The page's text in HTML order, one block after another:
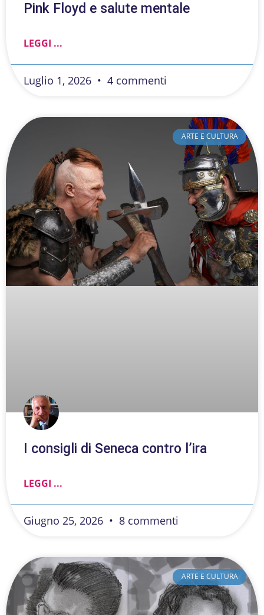
Pink Floyd e salute mentale
LEGGI ...
Luglio 1, 2026 4 commenti
ARTE E CULTURA
I consigli di Seneca contro l’ira
LEGGI ...
Giugno 25, 2026 8 commenti
ARTE E CULTURA